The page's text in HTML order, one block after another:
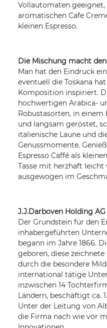
Vollautomaten
aromatischen Cafe
kleinen Espresso.
Die Mischung macht
Man hat den Eindruck
eventuell die Toskana
Komposition inspiriert.
hochwertigen Arabica-
Robustasorten, in einem
und langsam geröstet,
italienische Laune und
Genussmomente.
Espresso Caffé als
Tasse mit herzhaft
ausgewogen im
J.J.Darboven Holding AG
Der Grundstein für den
inhabergeführten
begann im Jahre 1866.
geboren, diese
durch die besondere
international tätige
inzwischen 14
Ländern, beschäftigt ca.
Unter der Leitung von
die Firma nach wie vor